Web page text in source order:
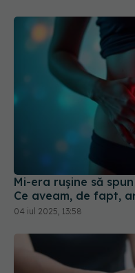
Mi-era rușine să
Ce aveam, de fapt,
04 iul 2025, 13:58